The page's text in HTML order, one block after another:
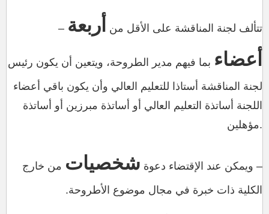
– تتألف لجنة المناقشة على الأقل من أربعة
أعضاء بما فيهم مدير الطروحة، ويتعين أن يكون رئيس
لجنة المناقشة أستاذا للتعليم العالي وأن يكون باقي أعضاء
اللجنة أساتذة التعليم العالي أو أساتذة مبرزين أو أساتذة
مؤهلين.
– ويمكن عند الإقتضاء دعوة شخصيات من خارج
الكلية ذات خبرة في مجال موضوع الأطروحة.